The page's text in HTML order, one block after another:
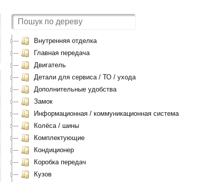
Внутренняя отделка
Главная передача
Двигатель
Детали для сервиса / ТО / ухода
Дополнительные удобства
Замок
Информационная / коммуникационная система
Колёса / шины
Комплектующие
Кондиционер
Коробка передач
Кузов